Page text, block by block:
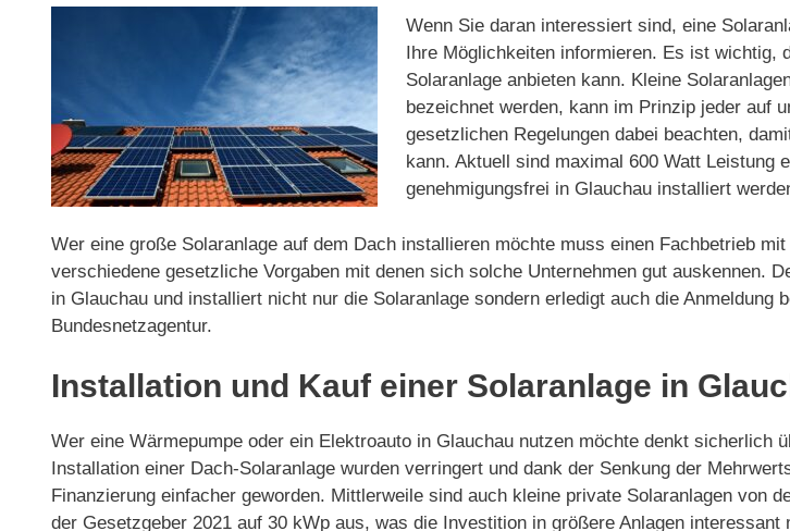
Wenn Sie daran interessiert sind, eine
Ihre Möglichkeiten informieren. Es ist wichtig,
Solaranlage anbieten kann. Kleine
bezeichnet werden, kann im Prinzip jeder auf
gesetzlichen Regelungen dabei beachten,
kann. Aktuell sind maximal 600 Watt Leistung
genehmigungsfrei in Glauchau installiert
Wer eine große Solaranlage auf dem Dach installieren möchte muss einen Fachbetrieb
verschiedene gesetzliche Vorgaben mit denen sich solche Unternehmen gut auskennen.
in Glauchau und installiert nicht nur die Solaranlage sondern erledigt auch die
Bundesnetzagentur.
Installation und Kauf einer Solaranlage in
Wer eine Wärmepumpe oder ein Elektroauto in Glauchau nutzen möchte denkt sicherlich
Installation einer Dach-Solaranlage wurden verringert und dank der Senkung der
Finanzierung einfacher geworden. Mittlerweile sind auch kleine private Solaranlagen von
der Gesetzgeber 2021 auf 30 kWp aus, was die Investition in größere Anlagen interessant